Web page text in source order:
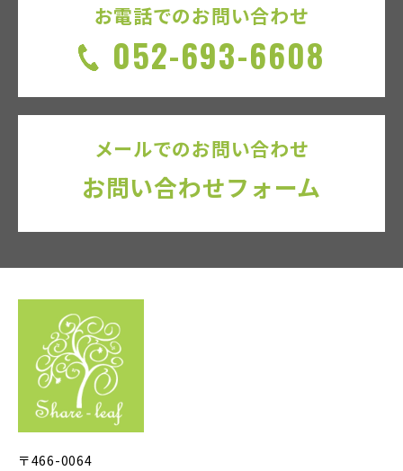
お電話でのお問い合わせ
052-693-6608
メールでのお問い合わせ
お問い合わせフォーム
〒466-0064